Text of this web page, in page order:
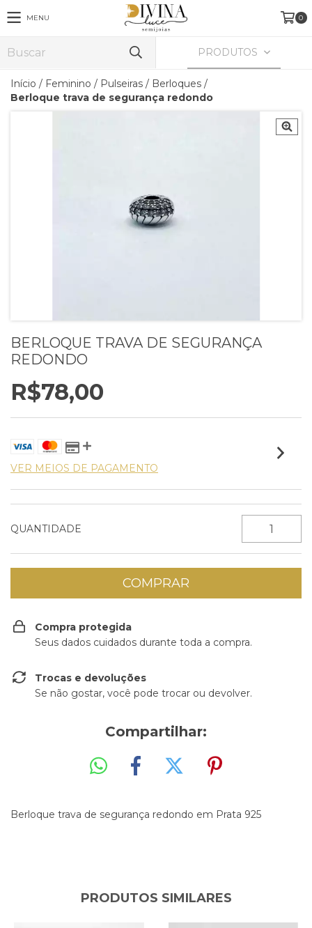
MENU 0
PRODUTOS
Início / Feminino / Pulseiras / Berloques /
Berloque trava de segurança redondo
BERLOQUE TRAVA DE SEGURANÇA
REDONDO
R$78,00
VER MEIOS DE PAGAMENTO
QUANTIDADE
Compra protegida
Seus dados cuidados durante toda a compra.
Trocas e devoluções
Se não gostar, você pode trocar ou devolver.
Compartilhar:
Berloque trava de segurança redondo em Prata 925
PRODUTOS SIMILARES